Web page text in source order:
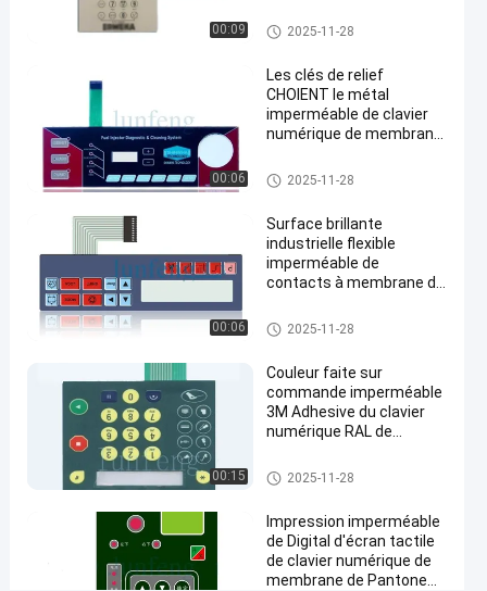
3M468
numérique
imperméable
de membrane
2022-
08-17
193
points
Causez
Maintenant
les clés plates
imperméabilisent
le clavier
numérique de
membrane
Contact à
membrane
en métal
d'ANIMAL
FAMILIER
commutateur
00:09
numérique de la
membrane 3M467
Clavier numérique imperméabl
e de membrane
2025-11-28
00:06
Les clés de relief
CHOIENT le métal
imperméable de clavier
numérique de membrane
contact à membrane
mené
Clavier numérique imperméabl
e de membrane
2025-11-28
00:06
Surface brillante
industrielle flexible
imperméable de
contacts à membrane de
Clavier numérique imperméabl
e de membrane
2025-11-28
00:15
Couleur faite sur
commande imperméable
3M Adhesive du clavier
numérique RAL de
Clavier numérique imperméabl
e de membrane
2025-11-28
Impression imperméable
de Digital d'écran tactile
de clavier numérique de
membrane de Pantone